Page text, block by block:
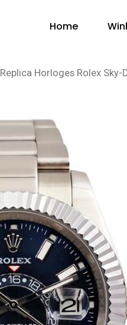
Home
Replica Horloges Rolex Sky-